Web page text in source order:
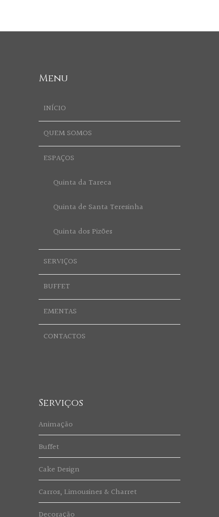
Menu
INÍCIO
QUEM SOMOS
ESPAÇOS
Quinta da Tareca
Quinta de Santa Teresinha
Quinta dos Pizões
SERVIÇOS
BUFFET
EMENTAS
CONTACTOS
Serviços
Animação
Buffet
Cake Design
Carros, Limousines & Charret